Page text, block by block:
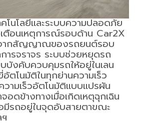
คโนโลยีและระบบความปลอดภัย
ตือนเหตุการณ์รอบด้าน Car2X
ากสัญญาณของรถยนต์รอบ
ารจราจร ระบบช่วยหยุดรถ
บังคับควบคุมรถให้อยู่ในเลน
ตโนมัติในทุกย่านความเร็ว
ามเร็วอัตโนมัติแบบแปรผัน
จอดข้างทางเมื่อเกิดเหตุฉุกเฉิน
มีรถอยู่ในจุดอับสายตาขณะ